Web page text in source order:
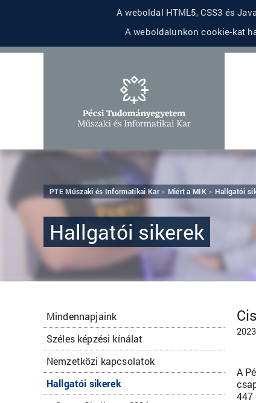
A weboldal HTML5, CSS3 és
A weboldalunkon cookie-kat
PTE Műszaki és Informatikai Kar Miért a MIK Hallgatói
Hallgatói sikerek
Mindennapjaink
Széles képzési kínálat
Nemzetközi kapcsolatok
Hallgatói sikerek
A
447